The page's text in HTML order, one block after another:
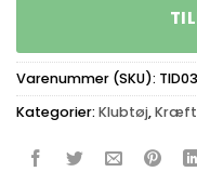
Varenummer (SKU):
Kategorier: Klubtøj,